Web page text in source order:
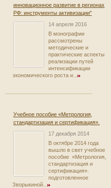
инновационное развитие в регионах
РФ: инструменты активизации"
14 апреля 2016
В монографии
рассмотрены
методические и
практические аспекты
реализации путей
интенсификации
экономического роста и...
Учебное пособие «Метрология,
стандартизация и сертификация».
17 декабря 2014
В октябре 2014 года
вышло в свет учебное
пособие «Метрология,
стандартизация и
сертификация».
подготовленное
Зворыкиной...